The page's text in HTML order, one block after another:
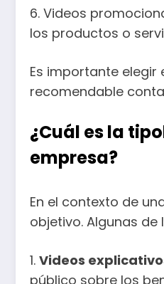
6. Videos
los productos o
Es importante elegir
recomendable
¿Cuál es la
empresa?
En el contexto de
objetivo. Algunas
1. Videos
público sobre los